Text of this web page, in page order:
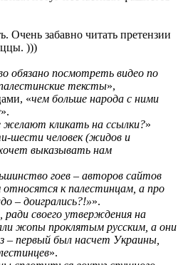
Очень забавно читать претензии
)))
обязано посмотреть видео по
тексты»,
«чем больше народа с ними
».
желают кликать на ссылки?»
шести человек (жидов и
выказывать нам
гоев – авторов сайтов
относятся к палестинцам, а про
– доигрались?!»».
своего утверждения на
жопы проклятым русским, а они
– первый был насчет Украины,
».